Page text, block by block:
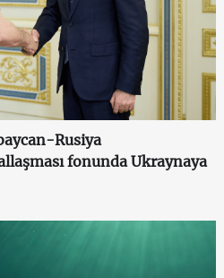
Rusiya
fonunda Ukraynaya